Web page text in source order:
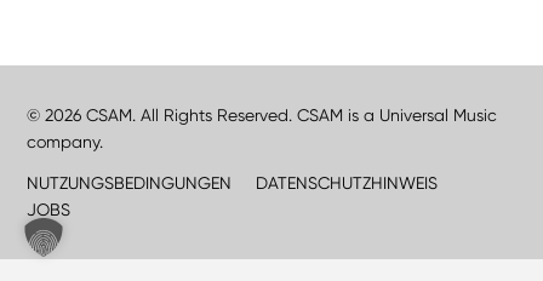
© 2026 CSAM. All Rights Reserved. CSAM is a Universal Music
company.
NUTZUNGSBEDINGUNGEN
DATENSCHUTZHINWEIS
JOBS